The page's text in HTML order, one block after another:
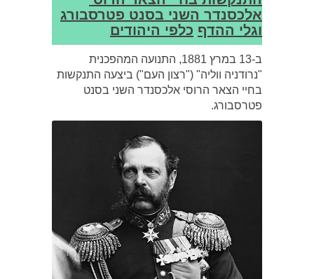
אלכסנדר השני בסנט פטרסבורג
וגלי ההדף כלפי היהודים
ב-13 במרץ 1881, התנועה המהפכנית
"נרודניה ווליה" ("רצון העם") ביצעה התנקשות
בחיי הצאר הרוסי אלכסנדר השני בסנט
פטרסבורג.